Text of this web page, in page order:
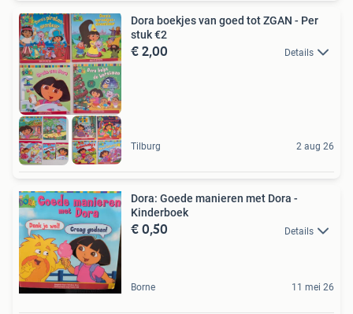
Dora boekjes van goed tot ZGAN - Per
stuk €2
€ 2,00 Details
Tilburg 2 aug 26
Dora: Goede manieren met Dora -
Kinderboek
€ 0,50 Details
Borne 11 mei 26